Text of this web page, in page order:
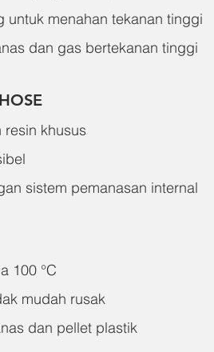
untuk menahan tekanan tinggi
dan gas bertekanan tinggi
khusus
sistem pemanasan internal
100 °C
mudah rusak
dan pellet plastik